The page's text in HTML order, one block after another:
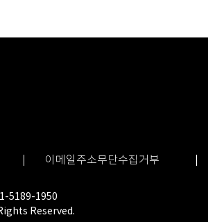
이메일주소무단수집거부
5189-1950
Reserved.